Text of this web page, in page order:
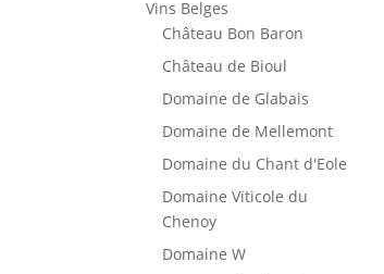
Vins Belges
Château Bon Baron
Château de Bioul
Domaine de Glabais
Domaine de Mellemont
Domaine du Chant d'Eole
Domaine Viticole du
Chenoy
Domaine W